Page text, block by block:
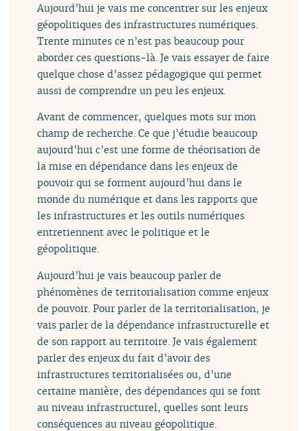
Aujourd’hui je vais me concentrer sur les enjeux
géopolitiques des infrastructures numériques.
Trente minutes ce n’est pas beaucoup pour
aborder ces questions-là. Je vais essayer de faire
quelque chose d’assez pédagogique qui permet
aussi de comprendre un peu les enjeux.
Avant de commencer, quelques mots sur mon
champ de recherche. Ce que j’étudie beaucoup
aujourd’hui c’est une forme de théorisation de
la mise en dépendance dans les enjeux de
pouvoir qui se forment aujourd’hui dans le
monde du numérique et dans les rapports que
les infrastructures et les outils numériques
entretiennent avec le politique et le
géopolitique.
Aujourd’hui je vais beaucoup parler de
phénomènes de territorialisation comme enjeux
de pouvoir. Pour parler de la territorialisation, je
vais parler de la dépendance infrastructurelle et
de son rapport au territoire. Je vais également
parler des enjeux du fait d’avoir des
infrastructures territorialisées ou, d’une
certaine manière, des dépendances qui se font
au niveau infrastructurel, quelles sont leurs
conséquences au niveau géopolitique.